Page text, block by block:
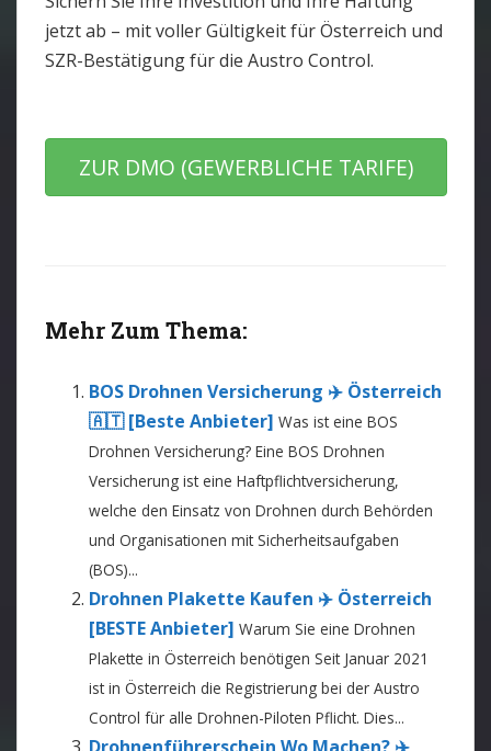
jetzt ab – mit voller Gültigkeit für Österreich und
SZR-Bestätigung für die Austro Control.
ZUR DMO (GEWERBLICHE TARIFE)
Mehr Zum Thema:
BOS Drohnen Versicherung ✈️ Österreich
🇦🇹 [Beste Anbieter] Was ist eine BOS
Drohnen Versicherung? Eine BOS Drohnen
Versicherung ist eine Haftpflichtversicherung,
welche den Einsatz von Drohnen durch Behörden
und Organisationen mit Sicherheitsaufgaben
(BOS)...
Drohnen Plakette Kaufen ✈️ Österreich
[BESTE Anbieter] Warum Sie eine Drohnen
Plakette in Österreich benötigen Seit Januar 2021
ist in Österreich die Registrierung bei der Austro
Control für alle Drohnen-Piloten Pflicht. Dies...